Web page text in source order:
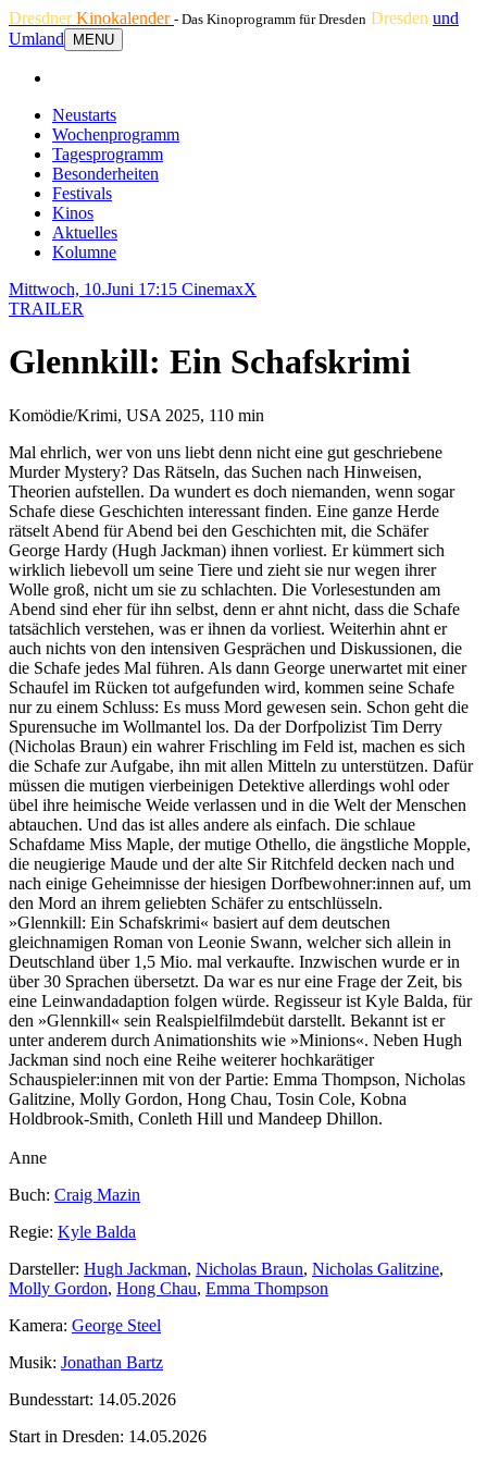
DresdnerKinokalender - Das Kinoprogramm für Dresden Dresden und
Umland
MENU
Neustarts
Wochenprogramm
Tagesprogramm
Besonderheiten
Festivals
Kinos
Aktuelles
Kolumne
Mittwoch, 10.Juni 17:15 CinemaxX
TRAILER
Glennkill: Ein Schafskrimi
Komödie/Krimi, USA 2025, 110 min
Mal ehrlich, wer von uns liebt denn nicht eine gut geschriebene
Murder Mystery? Das Rätseln, das Suchen nach Hinweisen,
Theorien aufstellen. Da wundert es doch niemanden, wenn sogar
Schafe diese Geschichten interessant finden. Eine ganze Herde
rätselt Abend für Abend bei den Geschichten mit, die Schäfer
George Hardy (Hugh Jackman) ihnen vorliest. Er kümmert sich
wirklich liebevoll um seine Tiere und zieht sie nur wegen ihrer
Wolle groß, nicht um sie zu schlachten. Die Vorlesestunden am
Abend sind eher für ihn selbst, denn er ahnt nicht, dass die Schafe
tatsächlich verstehen, was er ihnen da vorliest. Weiterhin ahnt er
auch nichts von den intensiven Gesprächen und Diskussionen, die
die Schafe jedes Mal führen. Als dann George unerwartet mit einer
Schaufel im Rücken tot aufgefunden wird, kommen seine Schafe
nur zu einem Schluss: Es muss Mord gewesen sein. Schon geht die
Spurensuche im Wollmantel los. Da der Dorfpolizist Tim Derry
(Nicholas Braun) ein wahrer Frischling im Feld ist, machen es sich
die Schafe zur Aufgabe, ihn mit allen Mitteln zu unterstützen. Dafür
müssen die mutigen vierbeinigen Detektive allerdings wohl oder
übel ihre heimische Weide verlassen und in die Welt der Menschen
abtauchen. Und das ist alles andere als einfach. Die schlaue
Schafdame Miss Maple, der mutige Othello, die ängstliche Mopple,
die neugierige Maude und der alte Sir Ritchfeld decken nach und
nach einige Geheimnisse der hiesigen Dorfbewohner:innen auf, um
den Mord an ihrem geliebten Schäfer zu entschlüsseln.
»Glennkill: Ein Schafskrimi« basiert auf dem deutschen
gleichnamigen Roman von Leonie Swann, welcher sich allein in
Deutschland über 1,5 Mio. mal verkaufte. Inzwischen wurde er in
über 30 Sprachen übersetzt. Da war es nur eine Frage der Zeit, bis
eine Leinwandadaption folgen würde. Regisseur ist Kyle Balda, für
den »Glennkill« sein Realspielfilmdebüt darstellt. Bekannt ist er
unter anderem durch Animationshits wie »Minions«. Neben Hugh
Jackman sind noch eine Reihe weiterer hochkarätiger
Schauspieler:innen mit von der Partie: Emma Thompson, Nicholas
Galitzine, Molly Gordon, Hong Chau, Tosin Cole, Kobna
Holdbrook‑Smith, Conleth Hill und Mandeep Dhillon.
Anne
Buch: Craig Mazin
Regie: Kyle Balda
Darsteller: Hugh Jackman, Nicholas Braun, Nicholas Galitzine,
Molly Gordon, Hong Chau, Emma Thompson
Kamera: George Steel
Musik: Jonathan Bartz
Bundesstart: 14.05.2026
Start in Dresden: 14.05.2026